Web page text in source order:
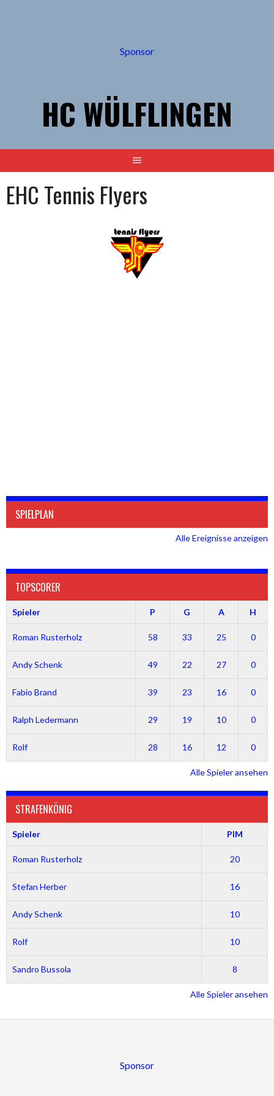
Sponsor
HC WÜLFLINGEN
EHC Tennis Flyers
SPIELPLAN
Alle Ereignisse anzeigen
TOPSCORER
Spieler P G A H
Roman Rusterholz 58 33 25 0
Andy Schenk 49 22 27 0
Fabio Brand 39 23 16 0
Ralph Ledermann 29 19 10 0
Rolf 28 16 12 0
Alle Spieler ansehen
STRAFENKÖNIG
Spieler PIM
Roman Rusterholz 20
Stefan Herber 16
Andy Schenk 10
Rolf 10
Sandro Bussola 8
Alle Spieler ansehen
Sponsor